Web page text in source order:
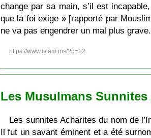
change par sa main, s’il est
que la foi exige » [rapporté par
ne va pas engendrer un mal plus grave.
https://www.islam.ms/?p=22
Les Musulmans
Les sunnites Acharites du nom de
Il fut un savant éminent et a été